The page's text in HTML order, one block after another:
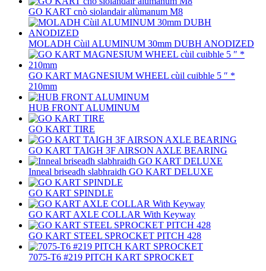
GO KART cnò siolandair alùmanum M8
MOLADH Cùil ALUMINUM 30mm DUBH ANODIZED
GO KART MAGNESIUM WHEEL cùil cuibhle 5 ″ *
210mm
HUB FRONT ALUMINUM
GO KART TIRE
GO KART TAIGH 3F AIRSON AXLE BEARING
Inneal briseadh slabhraidh GO KART DELUXE
GO KART SPINDLE
GO KART AXLE COLLAR With Keyway
GO KART STEEL SPROCKET PITCH 428
7075-T6 #219 PITCH KART SPROCKET